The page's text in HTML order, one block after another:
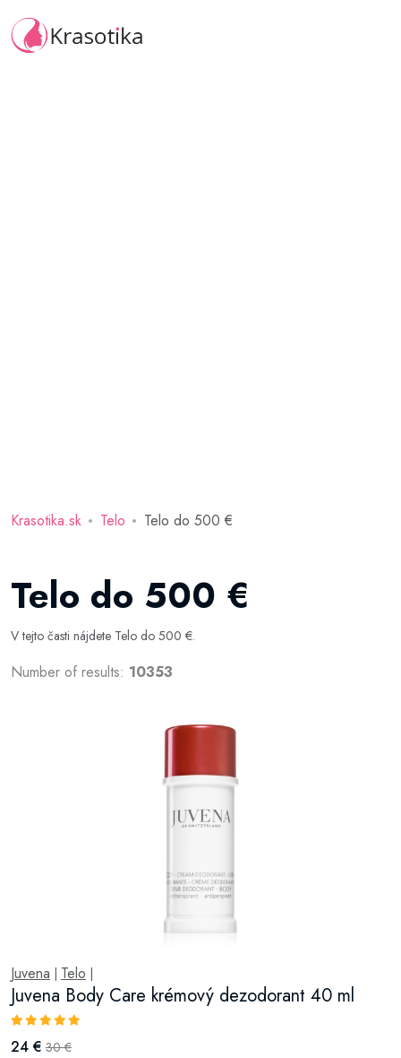
Krasotika.sk Telo Telo do 500 €
Telo do 500 €
V tejto časti nájdete Telo do 500 €.
Number of results: 10353
Juvena Telo
Juvena Body Care krémový dezodorant 40 ml
24 € 30 €